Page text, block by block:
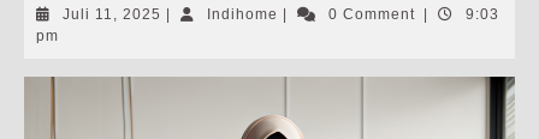
Juli 11, 2025 Juli
Indihome Indihome0 Comment
9:03
pm